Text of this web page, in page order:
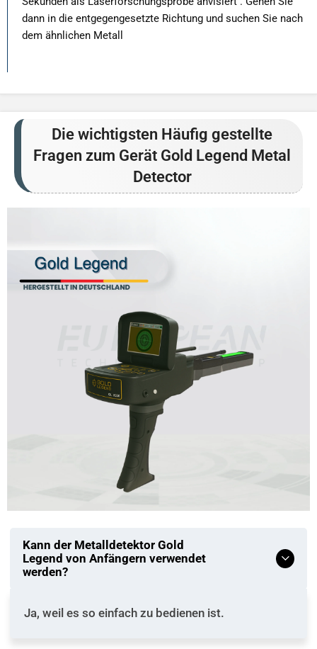
dann in die entgegengesetzte Richtung und suchen Sie nach
dem ähnlichen Metall
Die wichtigsten Häufig gestellte
Fragen zum Gerät Gold Legend Metal
Detector
Kann der Metalldetektor Gold
Legend von Anfängern verwendet
werden?
Ja, weil es so einfach zu bedienen ist.